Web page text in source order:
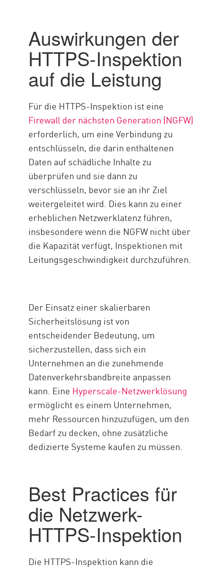
Auswirkungen der
HTTPS-Inspektion
auf die Leistung
Für die HTTPS-Inspektion ist eine
Firewall der nächsten Generation (NGFW)
erforderlich, um eine Verbindung zu
entschlüsseln, die darin enthaltenen
Daten auf schädliche Inhalte zu
überprüfen und sie dann zu
verschlüsseln, bevor sie an ihr Ziel
weitergeleitet wird. Dies kann zu einer
erheblichen Netzwerklatenz führen,
insbesondere wenn die NGFW nicht über
die Kapazität verfügt, Inspektionen mit
Leitungsgeschwindigkeit durchzuführen.
Der Einsatz einer skalierbaren
Sicherheitslösung ist von
entscheidender Bedeutung, um
sicherzustellen, dass sich ein
Unternehmen an die zunehmende
Datenverkehrsbandbreite anpassen
kann. Eine Hyperscale-Netzwerklösung
ermöglicht es einem Unternehmen,
mehr Ressourcen hinzuzufügen, um den
Bedarf zu decken, ohne zusätzliche
dedizierte Systeme kaufen zu müssen.
Best Practices für
die Netzwerk-
HTTPS-Inspektion
Die HTTPS-Inspektion kann die